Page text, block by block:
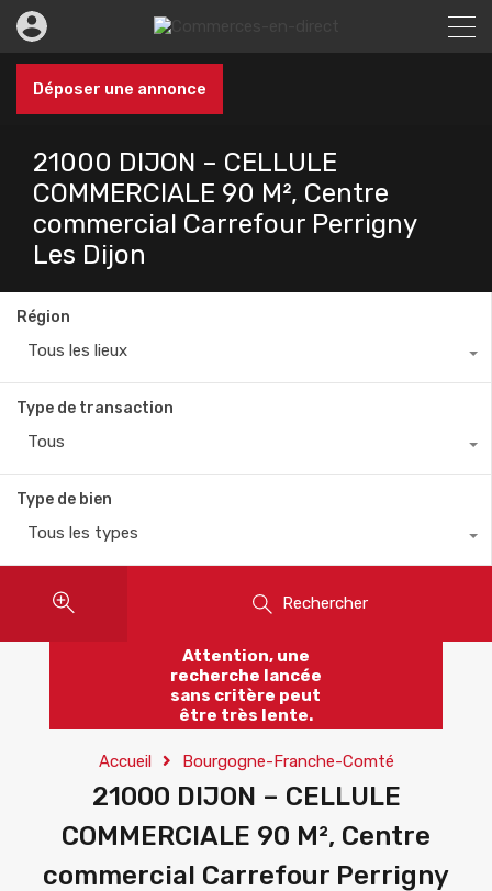
Déposer une annonce
21000 DIJON – CELLULE
COMMERCIALE 90 M², Centre
commercial Carrefour Perrigny
Les Dijon
Région
Tous les lieux
Type de transaction
Tous
Type de bien
Tous les types
Rechercher
Attention, une
recherche lancée
sans critère peut
être très lente.
Accueil Bourgogne-Franche-Comté
21000 DIJON – CELLULE
COMMERCIALE 90 M², Centre
commercial Carrefour Perrigny